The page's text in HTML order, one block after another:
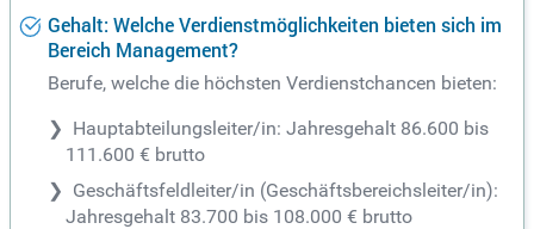
Gehalt: Welche Verdienstmöglichkeiten bieten sich im
Bereich Management?
Berufe, welche die höchsten Verdienstchancen bieten:
Hauptabteilungsleiter/in: Jahresgehalt 86.600 bis
111.600 € brutto
Geschäftsfeldleiter/in (Geschäftsbereichsleiter/in):
Jahresgehalt 83.700 bis 108.000 € brutto